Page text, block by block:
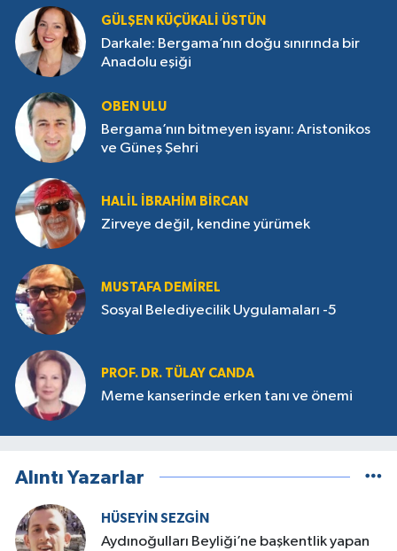
GÜLŞEN KÜÇÜKALI ÜSTÜN
Darkale: Bergama’nın doğu sınırında bir
Anadolu eşiği
OBEN ULU
Bergama’nın bitmeyen isyanı: Aristonikos
ve Güneş Şehri
HALIL İBRAHIM BIRCAN
Zirveye değil, kendine yürümek
MUSTAFA DEMIREL
Sosyal Belediyecilik Uygulamaları -5
PROF. DR. TÜLAY CANDA
Meme kanserinde erken tanı ve önemi
Alıntı Yazarlar
HÜSEYIN SEZGIN
Aydınoğulları Beyliği’ne başkentlik yapan